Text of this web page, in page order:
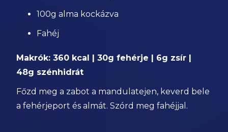
100g alma kockázva
Fahéj
Makrók: 360 kcal | 30g fehérje | 6g zsír |
48g szénhidrát
Főzd meg a zabot a mandulatejen, keverd bele
a fehérjeport és almát. Szórd meg fahéjjal.